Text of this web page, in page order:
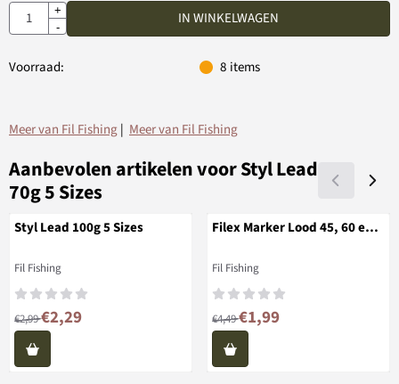
Aantal
+
-
IN WINKELWAGEN
Voorraad: 8 items
Meer van Fil Fishing| Meer van Fil Fishing
Aanbevolen artikelen voorStyl Lead
70g 5 Sizes
Styl Lead 100g 5 Sizes
Merk:
Fil Fishing
Van 2,99 voor 2,29
€2,99€2,29
Filex Marker Lood 45, 60 en
Merk:
Fil Fishing
Van 4,49 voor 1,99
€4,49€1,99